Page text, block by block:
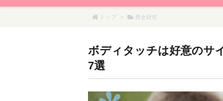
トップ > 男女研究
ボディタッチは好意のサ
7選